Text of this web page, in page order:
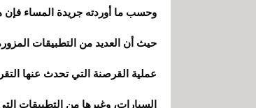
وحسب ما أوردته جريدة المساء
حيث أن العديد من التطبيقات المزورة بلغت 1000 تطبيق تم
عملية القرصنة التي تحدث عنها
السيارات، وغيرها من التطبيقات